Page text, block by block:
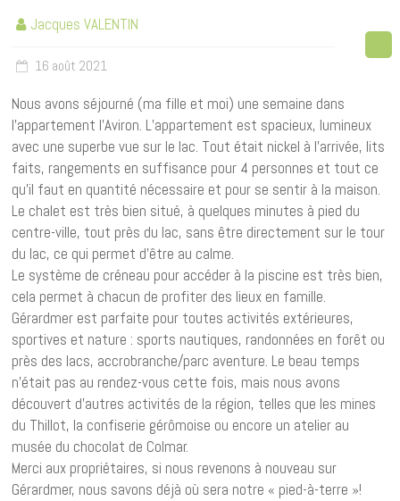
Jacques VALENTIN
16 août 2021
Nous avons séjourné (ma fille et moi) une semaine dans
l’appartement l’Aviron. L’appartement est spacieux, lumineux
avec une superbe vue sur le lac. Tout était nickel à l’arrivée, lits
faits, rangements en suffisance pour 4 personnes et tout ce
qu’il faut en quantité nécessaire et pour se sentir à la maison.
Le chalet est très bien situé, à quelques minutes à pied du
centre-ville, tout près du lac, sans être directement sur le tour
du lac, ce qui permet d’être au calme.
Le système de créneau pour accéder à la piscine est très bien,
cela permet à chacun de profiter des lieux en famille.
Gérardmer est parfaite pour toutes activités extérieures,
sportives et nature : sports nautiques, randonnées en forêt ou
près des lacs, accrobranche/parc aventure. Le beau temps
n’était pas au rendez-vous cette fois, mais nous avons
découvert d’autres activités de la région, telles que les mines
du Thillot, la confiserie gérômoise ou encore un atelier au
musée du chocolat de Colmar.
Merci aux propriétaires, si nous revenons à nouveau sur
Gérardmer, nous savons déjà où sera notre « pied-à-terre »!